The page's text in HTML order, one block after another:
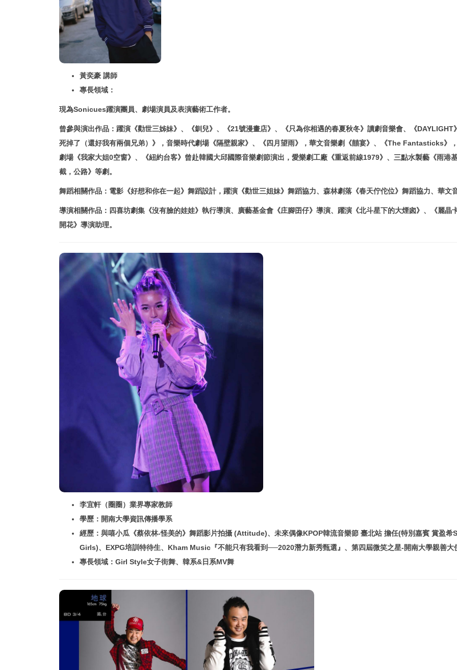
黃奕豪 講師
專長領域：
現為Sonicues躍演團員、劇場演員及表演藝術工作者。
曾參與演出作品：躍演《勸世三姊妹》、《釧兒》、《21號漫畫店》、《只為你相遇的春夏秋冬》讀劇音樂會、《
死掉了（還好我有兩個兄弟）》，音樂時代劇場《隔壁親家》、《四月望雨》，華文音樂劇《囍宴》、《The Fantasticks》
劇場《我家大姐0空窗》、《紐約台客》曾赴韓國大邱國際音樂劇節演出，愛樂劇工廠《重返前線1979》、三點水製藝《雨港
截，公路》等劇。
舞蹈相關作品：電影《好想和你在一起》舞蹈設計，躍演《勸世三姐妹》舞蹈協力、森林劇落《春天佇佗位》舞蹈協力、華
導演相關作品：四喜坊劇集《沒有臉的娃娃》執行導演、廣藝基金會《庄腳囝仔》導演、躍演《北斗星下的大煙囪》、《麗
開花》導演助理。
李宜軒（圈圈）業界專家教師
學歷：開南大學資訊傳播學系
經歷：與嘻小瓜《蔡依林-怪美的》舞蹈影片拍攝 (Attitude)、未來偶像KPOP韓流音樂節 臺北站 擔任(特別嘉賓 賞盈
Girls)、EXPG培訓特待生、Kham Music『不能只有我看到──2020潛力新秀甄選』、第四屆微笑之星-開南大學親善大
專長領域：Girl Style女子街舞、韓系&日系MV舞